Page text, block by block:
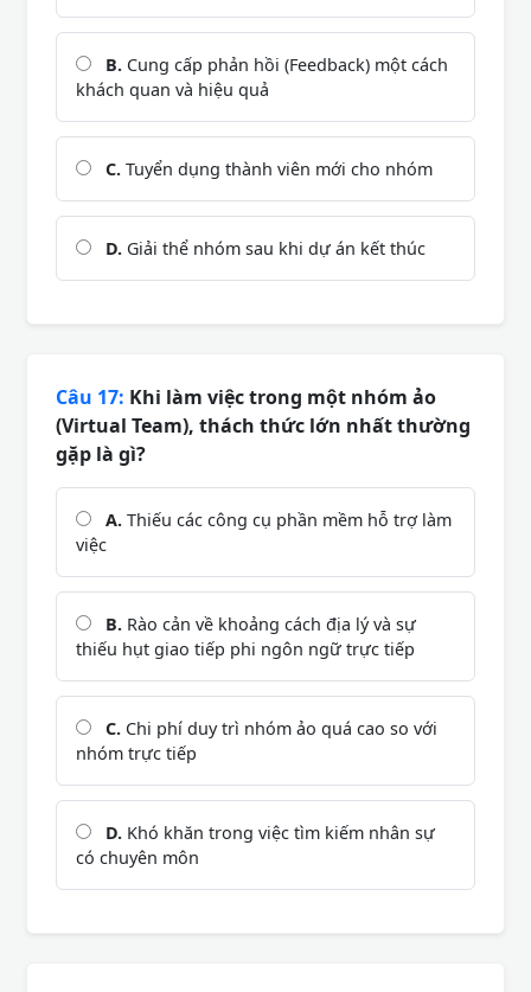
B. Cung cấp phản hồi (Feedback) một cách
khách quan và hiệu quả
C. Tuyển dụng thành viên mới cho nhóm
D. Giải thể nhóm sau khi dự án kết thúc
Câu 17: Khi làm việc trong một nhóm ảo
(Virtual Team), thách thức lớn nhất thường
gặp là gì?
A. Thiếu các công cụ phần mềm hỗ trợ làm
việc
B. Rào cản về khoảng cách địa lý và sự
thiếu hụt giao tiếp phi ngôn ngữ trực tiếp
C. Chi phí duy trì nhóm ảo quá cao so với
nhóm trực tiếp
D. Khó khăn trong việc tìm kiếm nhân sự
có chuyên môn